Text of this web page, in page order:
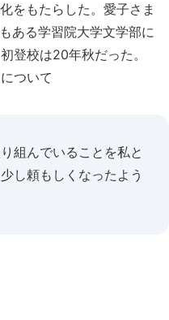
をもたらした。愛子さま
ある学習院大学文学部に
登校は20年秋だった。
ついて
組んでいることを私と
し頼もしくなったよう